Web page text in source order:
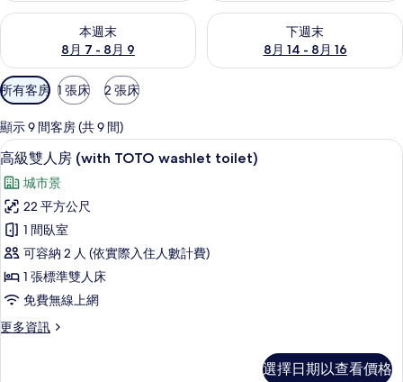
本週末
8月 7 - 8月 9
查看本週末 (8月 7 - 8月 9) 的供應情況
下週末
8月 14 - 8月 16
查看下週末 (8月 14 - 8月 16)
可
用
的
客
房
篩
選
條
件
所有客房 1 張床 2 張床
顯示 9 間客房 (共 9 間)
顯
示
高
級
雙
人
房
(with
TOTO
迷你吧、客房內保險箱、書桌、熨斗/
12
高級雙人房 (with TOTO washlet toilet)
城市景
22 平方公尺
1 間臥室
可容納 2 人 (依實際入住人數計費)
1 張標準雙人床
免費無線上網
更多資訊
更
選擇日期以查看價格